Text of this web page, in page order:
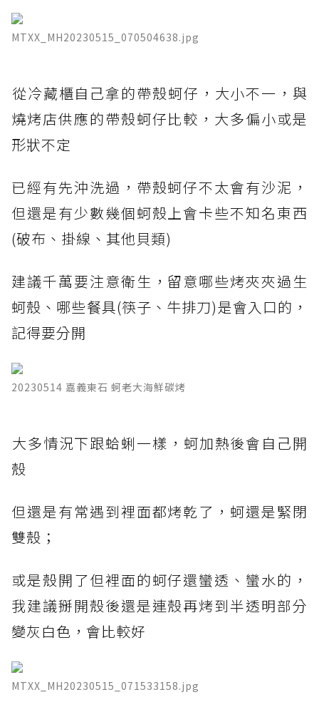
MTXX_MH20230515_070504638.jpg
​從冷藏櫃自己拿的帶殼蚵仔，大小不一，與
燒烤店供應的帶殼蚵仔比較，大多偏小或是
形狀不定
已經有先沖洗過，帶殼蚵仔不太會有沙泥，
但還是有少數幾個蚵殼上會卡些不知名東西
(破布、掛線、其他貝類)
建議千萬要注意衛生，留意哪些烤夾夾過生
蚵殼、哪些餐具(筷子、牛排刀)是會入口的，
記得要分開
​​​​​​20230514 嘉義東石 蚵老大海鮮碳烤
​大多情況下跟蛤蜊一樣，蚵加熱後會自己開
殼
但還是有常遇到裡面都烤乾了，蚵還是緊閉
雙殼；
或是殼開了但裡面的蚵仔還蠻透、蠻水的，
我建議掰開殼後還是連殼再烤到半透明部分
變灰白色，會比較好
MTXX_MH20230515_071533158.jpg